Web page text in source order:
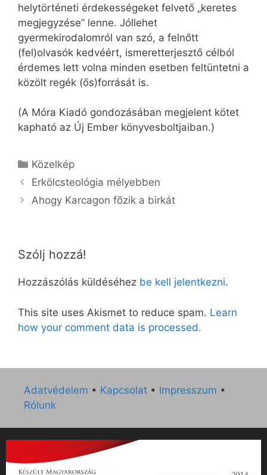
helytörténeti érdekességeket felvető „keretes
megjegyzése” lenne. Jóllehet
gyermekirodalomról van szó, a felnőtt
(fel)olvasók kedvéért, ismeretterjesztő célból
érdemes lett volna minden esetben feltüntetni a
közölt regék (ős)forrását is.
(A Móra Kiadó gondozásában megjelent kötet
kapható az Új Ember könyvesboltjaiban.)
Kategória
Közelkép
Erkölcsteológia mélyebben
Ahogy Karcagon fõzik a birkát
Szólj hozzá!
Hozzászólás küldéséhez be kell jelentkezni.
This site uses Akismet to reduce spam. Learn
how your comment data is processed.
Adatvédelem • Kapcsolat • Impresszum •
Rólunk